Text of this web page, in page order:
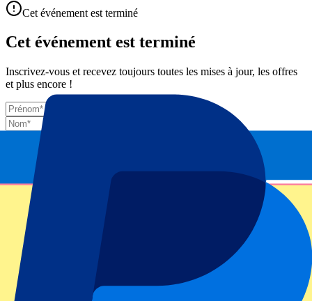
Cet événement est terminé
Cet événement est terminé
Inscrivez-vous et recevez toujours toutes les mises à jour, les offres
et plus encore !
Envoyer
Vos informations seront utilisées conformément à notrePrivacy
Policy
Merci d'avoir envoyé le formulaire !
Informations sur l'événement
À propos de France vs Australia